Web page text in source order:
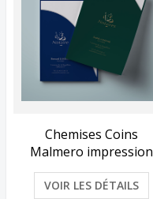
Chemises Coins
Malmero impression
VOIR LES DÉTAILS